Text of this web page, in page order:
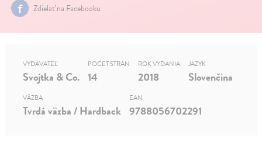
Zdielať na Facebooku
VYDAVATEĽ
Svojtka & Co.
POČET STRÁN
14
ROK VYDANIA
2018
JAZYK
Slovenčina
VÄZBA
Tvrdá väzba / Hardback
EAN
9788056702291